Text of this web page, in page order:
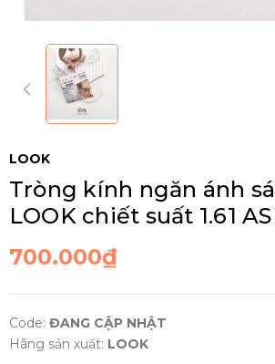
LOOK
Tròng kính ngăn ánh
LOOK chiết suất 1.61
700.000₫
Code: ĐANG CẬP NHẬT
Hãng sản xuất: LOOK